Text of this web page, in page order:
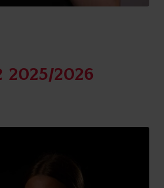
2025/2026